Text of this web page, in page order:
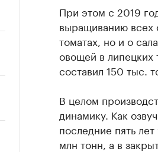
При этом с 2019
выращиванию всех
томатах, но и о
овощей в липецких
составил 150 тыс.
В целом
динамику. Как
последние пять
млн тонн, а в